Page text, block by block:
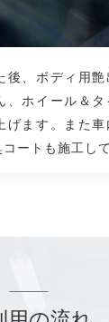
後、ボディ用
、ホイール＆
げます。また
ートも施工し